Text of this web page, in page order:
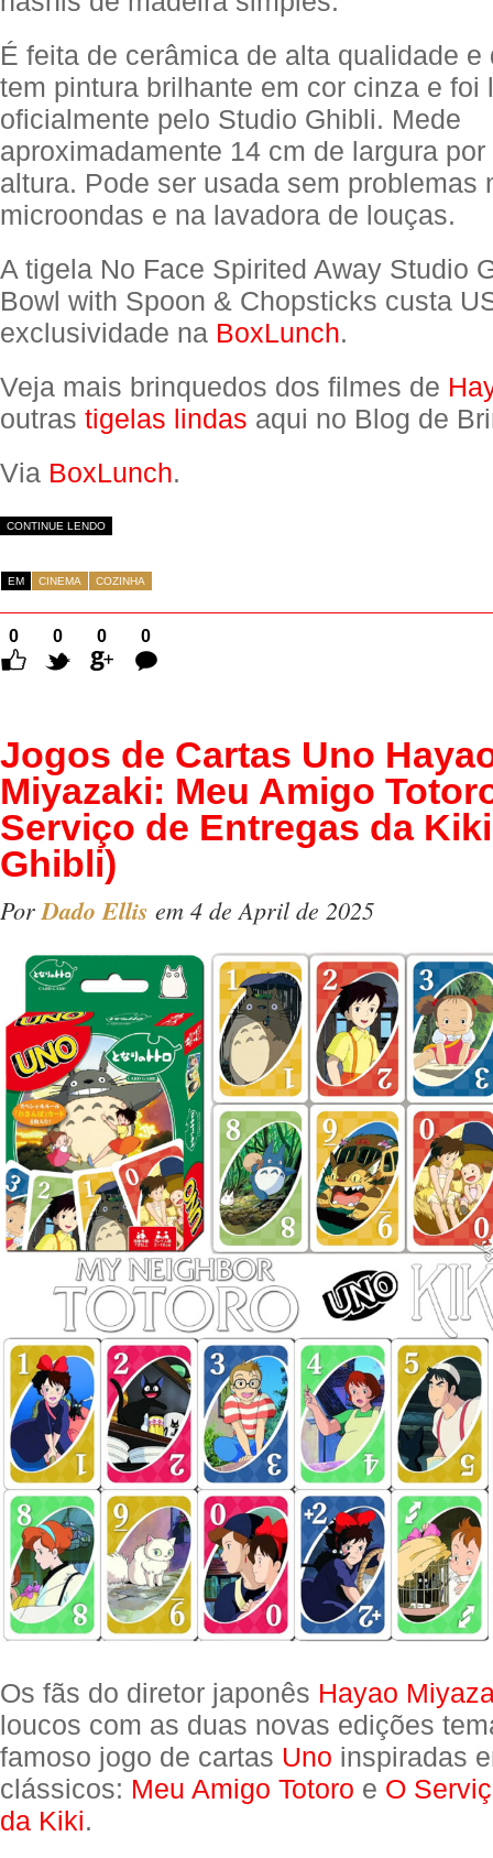
É feita de cerâmica de alta qualidade e
tem pintura brilhante em cor cinza e foi
oficialmente pelo Studio Ghibli. Mede
aproximadamente 14 cm de largura por
altura. Pode ser usada sem problemas
microondas e na lavadora de louças.
A tigela No Face Spirited Away Studio
Bowl with Spoon & Chopsticks custa
exclusividade na BoxLunch.
Veja mais brinquedos dos filmes de
outras tigelas lindas aqui no Blog de
Via BoxLunch.
CONTINUE LENDO
EM CINEMA COZINHA
0 0 0
0
Comentários
Jogos de Cartas Uno
Miyazaki: Meu Amigo
Serviço de Entregas da
Ghibli)
PorDado Ellis em 4 de April de 2025
Os fãs do diretor japonês Hayao
loucos com as duas novas edições
famoso jogo de cartas Uno inspiradas
clássicos: Meu Amigo Totoro e O
da Kiki.